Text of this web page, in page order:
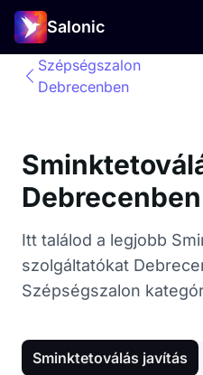
Salonic
Szépségszalon
Debrecenben
Debrecenben
Itt találod a legjobb
szolgáltatókat
Szépségszalon
Sminktetoválás javítás